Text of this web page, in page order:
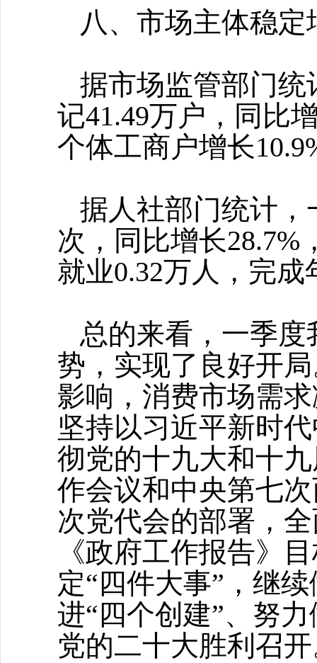
八、市场主体稳
据市场监管部门统
记41.49万户，同比
个体工商户增长
据人社部门统计
次，同比增长28.7%
就业0.32万人，完
总的来看，一季
势，实现了良好开
影响，消费市场需
坚持以习近平新时
彻党的十九大和十
作会议和中央第七
次党代会的部署，
《政府工作报告》
定“四件大事”，继
进“四个创建”、努
党的二十大胜利召